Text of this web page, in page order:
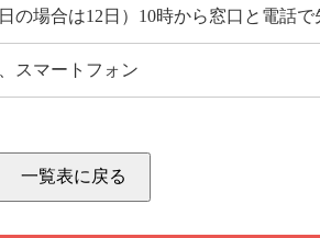
の場合は12日）10時から窓口と電話
スマートフォン